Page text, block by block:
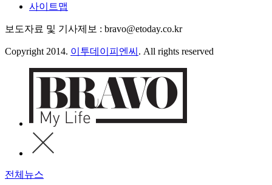
사이트맵
보도자료 및 기사제보 : bravo@etoday.co.kr
Copyright 2014. 이투데이피엔씨 . All rights reserved
전체뉴스